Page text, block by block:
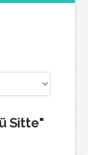
Sitte"